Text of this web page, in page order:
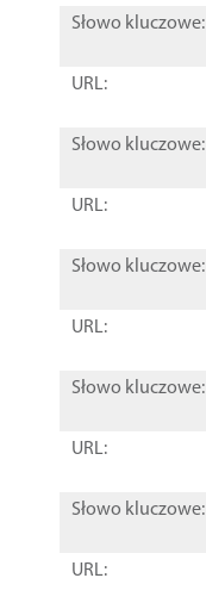
Słowo kluczowe:
URL:
Słowo kluczowe:
URL:
Słowo kluczowe:
URL:
Słowo kluczowe:
URL:
Słowo kluczowe:
URL: